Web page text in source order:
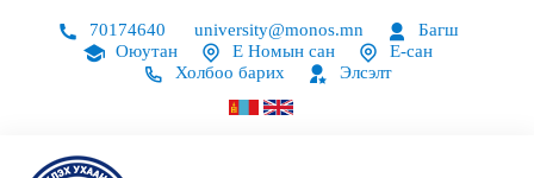
70174640 university@monos.mn
Багш
Оюутан
Е Номын сан
Е-сан
Холбоо барих
Элсэлт